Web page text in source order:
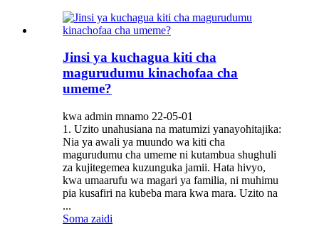
Jinsi ya kuchagua kiti cha
magurudumu kinachofaa cha
umeme?
kwa admin mnamo 22-05-01
1. Uzito unahusiana na matumizi yanayohitajika:
Nia ya awali ya muundo wa kiti cha
magurudumu cha umeme ni kutambua shughuli
za kujitegemea kuzunguka jamii. Hata hivyo,
kwa umaarufu wa magari ya familia, ni muhimu
pia kusafiri na kubeba mara kwa mara. Uzito na
...
Soma zaidi